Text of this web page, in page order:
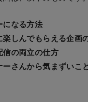
になる方法
楽しんでもらえる企画
信の両立の仕方
ーさんから気まずいこ